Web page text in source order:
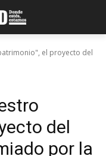
el proyecto del
del
por la